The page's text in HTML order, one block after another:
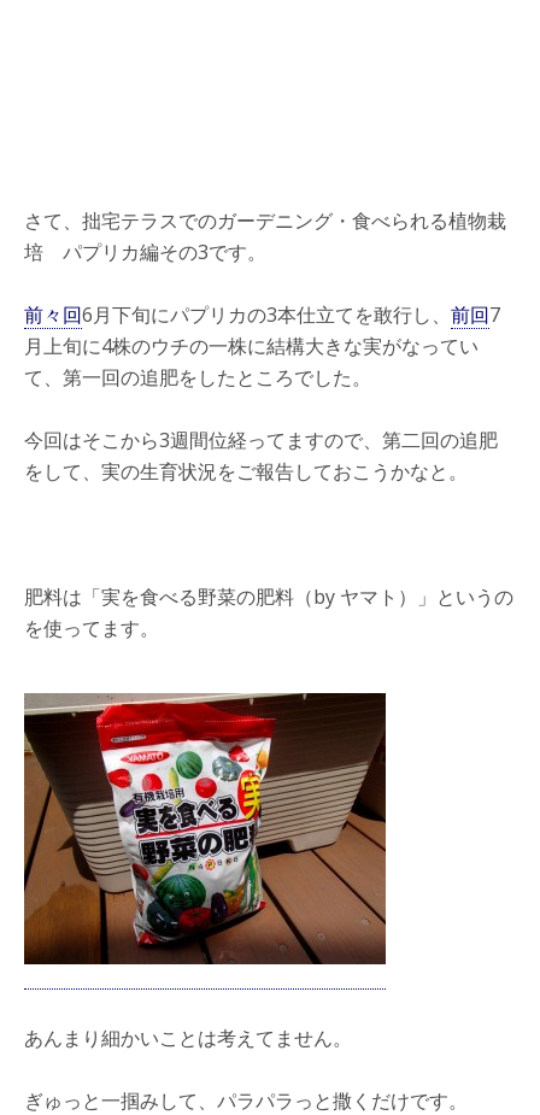
さて、拙宅テラスでのガーデニング・食べられる植物栽
培 パプリカ編その3です。
前々回6月下旬にパプリカの3本仕立てを敢行し、 前回7
月上旬に4株のウチの一株に結構大きな実がなってい
て、第一回の追肥をしたところでした。
今回はそこから3週間位経ってますので、第二回の追肥
をして、実の生育状況をご報告しておこうかなと。
肥料は「実を食べる野菜の肥料（by ヤマト）」というの
を使ってます。
あんまり細かいことは考えてません。
ぎゅっと一掴みして、パラパラっと撒くだけです。